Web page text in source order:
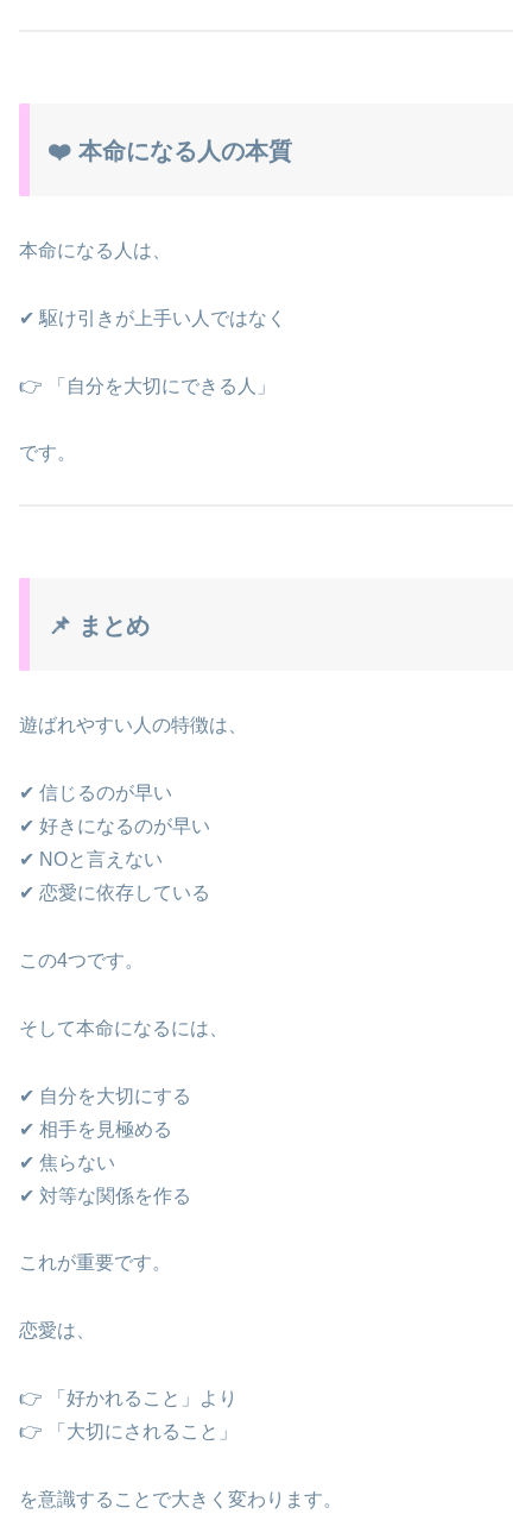
❤️ 本命になる人の本質
本命になる人は、
✔ 駆け引きが上手い人ではなく
👉 「自分を大切にできる人」
です。
📌 まとめ
遊ばれやすい人の特徴は、
✔ 信じるのが早い
✔ 好きになるのが早い
✔ NOと言えない
✔ 恋愛に依存している
この4つです。
そして本命になるには、
✔ 自分を大切にする
✔ 相手を見極める
✔ 焦らない
✔ 対等な関係を作る
これが重要です。
恋愛は、
👉 「好かれること」より
👉 「大切にされること」
を意識することで大きく変わります。